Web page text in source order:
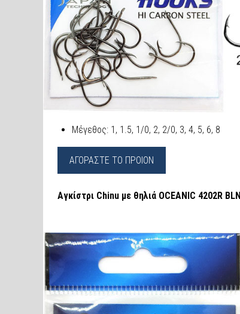
Mέγεθος: 1, 1.5, 1/0, 2, 2/0, 3, 4, 5, 6, 8
ΑΓΟΡΑΣΤΕ ΤΟ ΠΡΟΙΟΝ
Αγκίστρι Chinu με θηλιά OCEANIC 4202R BLN